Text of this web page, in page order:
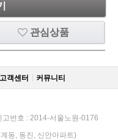
관심상품
고객센터 커뮤니티
번호 : 2014-서울노원-0176
동, 동진, 신안아파트)